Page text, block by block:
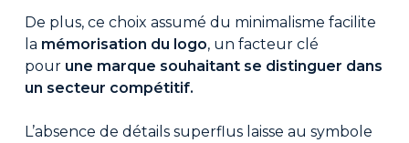
De plus, ce choix assumé du minimalisme facilite
la mémorisation du logo, un facteur clé
pour une marque souhaitant se distinguer dans
un secteur compétitif.
L’absence de détails superflus laisse au symbole